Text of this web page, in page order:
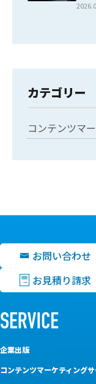
カテゴリー
コンテンツマ
お問い合わせ
お見積り請求
企業出版
コンテンツマーケティング